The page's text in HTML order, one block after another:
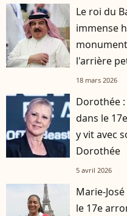
Le roi du
immense
l'arrière
18 mars 2026
Dorothée
dans le
y vit avec
Dorothée
5 avril 2026
Marie-
le 17e